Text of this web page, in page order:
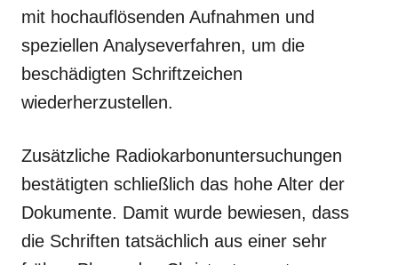
mit hochauflösenden Aufnahmen und
speziellen Analyseverfahren, um die
beschädigten Schriftzeichen
wiederherzustellen.
Zusätzliche Radiokarbonuntersuchungen
bestätigten schließlich das hohe Alter der
Dokumente. Damit wurde bewiesen, dass
die Schriften tatsächlich aus einer sehr